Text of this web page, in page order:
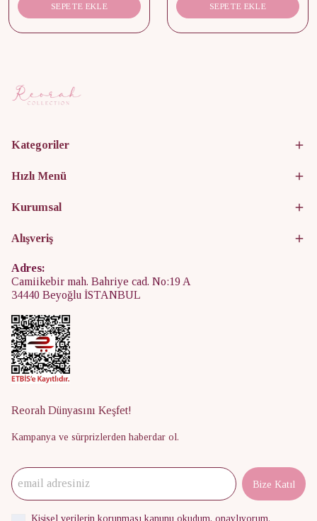
SEPETE EKLE SEPETE EKLE
Kategoriler
Hızlı Menü
Kurumsal
Alışveriş
Adres:
Camiikebir mah. Bahriye cad. No:19 A
34440 Beyoğlu İSTANBUL
Reorah Dünyasını Keşfet!
Kampanya ve sürprizlerden haberdar ol.
Bize Katıl
Kişisel verilerin korunması kanunu okudum, onaylıyorum.